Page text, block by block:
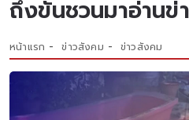
ถึงขั้นชวนมาอ่านข่
หน้าแรก ข่าวสังคม ข่าวสังคม